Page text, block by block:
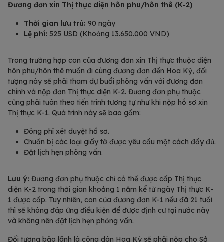
Đương đơn xin Thị thực diện hôn phu/hôn thê (K-2)
Thời gian lưu trú: 90 ngày
Lệ phí: 525 USD (Khoảng 13.650.000 VND)
Trong trường hợp con của đương đơn xin Thị thực thuộc diện
hôn phu/hôn thê muốn đi cùng đương đơn đến Hoa Kỳ, đối
tượng này sẽ phải tham dự buổi phỏng vấn với đương đơn
chính và nộp đơn Thị thực diện K-2. Đương đơn phụ thuộc
cũng phải tuân theo tiến trình tương tự như khi nộp hồ sơ xin
Thị thực K-1. Quá trình này sẽ bao gồm:
Đóng phí xét duyệt hồ sơ.
Chuẩn bị các loại giấy tờ được yêu cầu một cách đầy đủ.
Đặt lịch hẹn phỏng vấn.
Lưu ý: Đương đơn phụ thuộc chỉ có thể được cấp Thị thực
diện K-2 trong thời gian khoảng 1 năm kể từ ngày Thị thực K-
1 được cấp. Tuy nhiên, con của đương đơn K-1 nếu đã 21 tuổi
thì sẽ không đáp ứng điều kiện để được định cư tại nước này
và không nên đặt lịch hẹn phỏng vấn.
Đối tượng bảo lãnh là công dân Hoa Kỳ sẽ phải nộp cho Sở